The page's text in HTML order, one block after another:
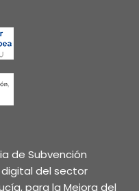
de Subvención
del sector
para la Mejora del